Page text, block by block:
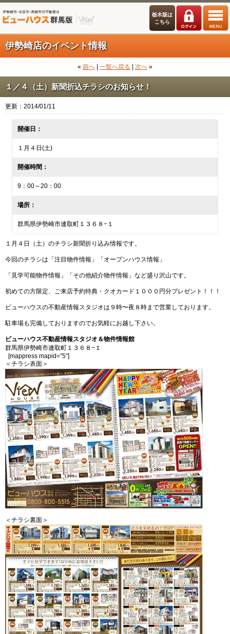
栃木版は
こちら
伊勢崎店のイベント情報
« 前へ 一覧へ戻る 次へ »
１／４（土）新聞折込チラシのお知らせ！
更新：2014/01/11
開催日：
１月４日(土)
開催時間：
9：00～20：00
場所：
群馬県伊勢崎市連取町１３６８−１
１月４日（土）のチラシ新聞折り込み情報です。
今回のチラシは「注目物件情報」「オープンハウス情報」
「見学可能物件情報」「その他紹介物件情報」など盛り沢山です。
初めての方限定、ご来店予約特典・クオカード１０００円分プレゼント！！！
ビューハウスの不動産情報スタジオは９時〜夜８時まで営業しております。
駐車場も完備しておりますのでお気軽にお越し下さい。
ビューハウス不動産情報スタジオ＆物件情報館
群馬県伊勢崎市連取町１３６８−１
[mappress mapid=”5″]
＜チラシ表面＞
＜チラシ裏面＞